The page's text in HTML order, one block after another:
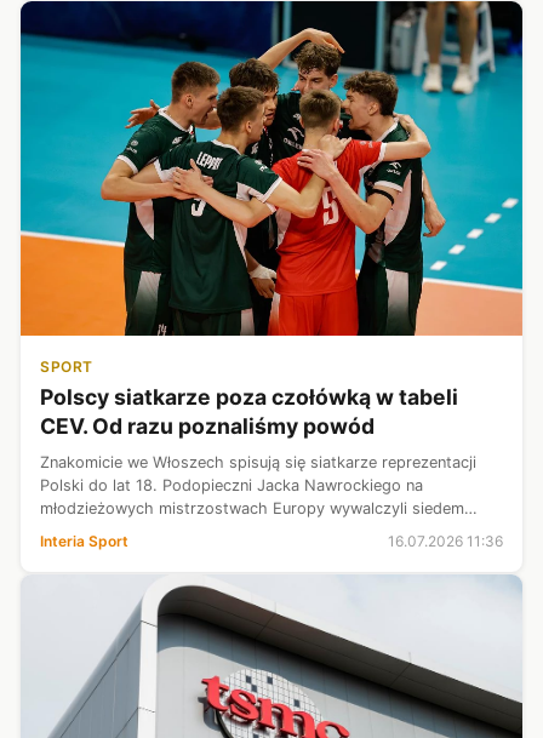
SPORT
Polscy siatkarze poza czołówką w tabeli
CEV. Od razu poznaliśmy powód
Znakomicie we Włoszech spisują się siatkarze reprezentacji
Polski do lat 18. Podopieczni Jacka Nawrockiego na
młodzieżowych mistrzostwach Europy wywalczyli siedem
półfinale zmagań. Ku zaskoczeniu ...
Interia Sport 16.07.2026 11:36